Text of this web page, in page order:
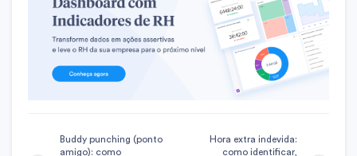
Buddy punching (ponto
amigo): como
Hora extra indevida:
como identificar,